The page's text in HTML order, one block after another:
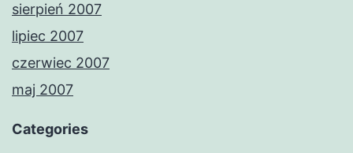
sierpień 2007
lipiec 2007
czerwiec 2007
maj 2007
Categories